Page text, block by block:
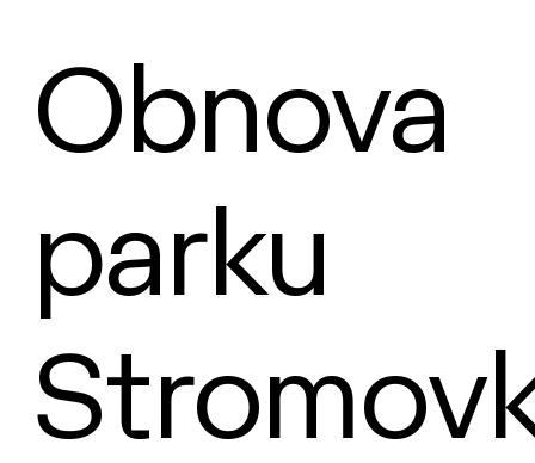
Obnova
parku